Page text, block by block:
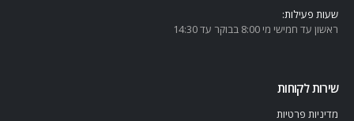
שעות פעילות:
ראשון עד חמישי מי 8:00 בבוקר עד 14:30
שירות לקוחות
מדיניות פרטיות